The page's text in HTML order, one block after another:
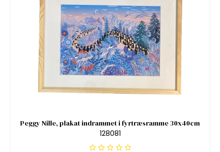
Peggy Nille, plakat indrammet i fyrtræsramme 30x40cm
128081